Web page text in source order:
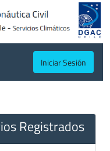
Iniciar Sesión
Registrados